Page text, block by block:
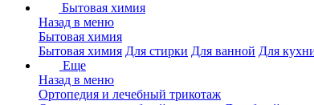
Бытовая химия
Назад в меню
Бытовая химия
Бытовая химия Для стирки Для ванной Для
Еще
Назад в меню
Ортопедия и лечебный трикотаж